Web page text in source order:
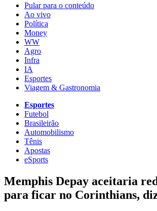
Pular para o conteúdo
Ao vivo
Política
Money
WW
Agro
Infra
IA
Esportes
Viagem & Gastronomia
Esportes
Futebol
Brasileirão
Automobilismo
Tênis
Apostas
eSports
Memphis Depay aceitaria
para ficar no Corinthians,